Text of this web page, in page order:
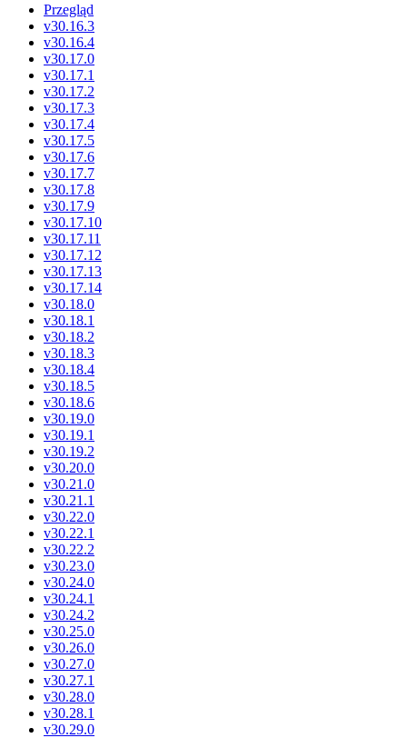
Przegląd
v30.16.3
v30.16.4
v30.17.0
v30.17.1
v30.17.2
v30.17.3
v30.17.4
v30.17.5
v30.17.6
v30.17.7
v30.17.8
v30.17.9
v30.17.10
v30.17.11
v30.17.12
v30.17.13
v30.17.14
v30.18.0
v30.18.1
v30.18.2
v30.18.3
v30.18.4
v30.18.5
v30.18.6
v30.19.0
v30.19.1
v30.19.2
v30.20.0
v30.21.0
v30.21.1
v30.22.0
v30.22.1
v30.22.2
v30.23.0
v30.24.0
v30.24.1
v30.24.2
v30.25.0
v30.26.0
v30.27.0
v30.27.1
v30.28.0
v30.28.1
v30.29.0